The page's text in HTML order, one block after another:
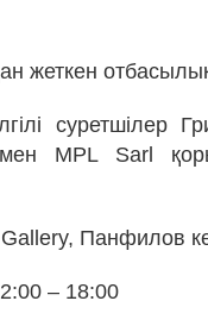
жеткен
суретшілер
MPL Sarl
Панфилов
– 18:00